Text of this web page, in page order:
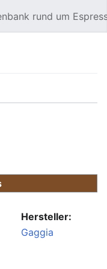
rund um
Hersteller:
Gaggia